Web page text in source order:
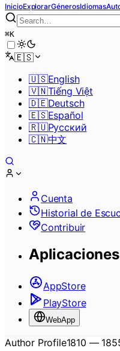
InicioExplorarGénerosIdiomas
⌘K
🇪🇸
🇺🇸English
🇻🇳Tiếng Việt
🇩🇪Deutsch
🇪🇸Español
🇷🇺Pусский
🇨🇳中文
Cuenta
Historial de
Contribuir
AppStore
PlayStore
WebApp
Author Profile1810 —